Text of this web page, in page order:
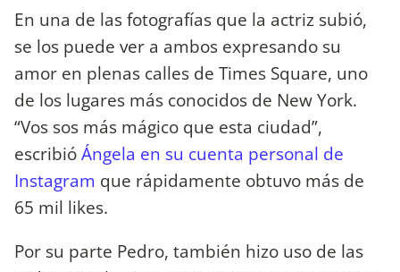
En una de las fotografías que la actriz subió,
se los puede ver a ambos expresando su
amor en plenas calles de Times Square, uno
de los lugares más conocidos de New York.
“Vos sos más mágico que esta ciudad”,
escribióÁngela en su cuenta personal de
Instagram que rápidamente obtuvo más de
65 mil likes.
Por su parte Pedro, también hizo uso de las